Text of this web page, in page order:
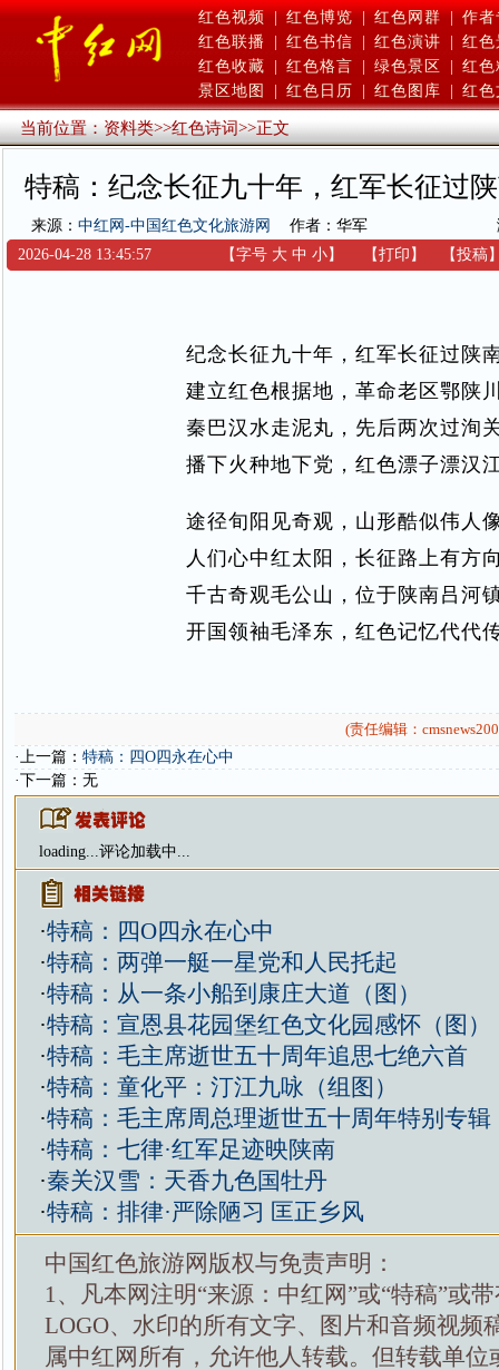
红色视频 | 红色博览 | 红色网群 | 作者
红色联播
红色书信 红色演讲
红色
红色收藏
红色格言 绿色景区
红色
景区地图
红色日历 红色图库 红色
当前位置：资料类>>红色诗词>>正文
特稿：纪念长征九十年，红军长征过
来源： 中红网-中国红色文化旅游网 作者：华军
2026-04-28 13:45:57
【字号 大 中 小】 【打印 】 【投稿
纪念长征九十年，红军长征过陕
建立红色根据地，革命老区鄂陕
秦巴汉水走泥丸，先后两次过洵
播下火种地下党，红色漂子漂汉
途径旬阳见奇观，山形酷似伟人
人们心中红太阳，长征路上有方
千古奇观毛公山，位于陕南吕河
开国领袖毛泽东，红色记忆代代
(责任编辑：
·上一篇： 特稿：四O四永在心中
·下一篇：无
loading...评论加载中...
·特稿：四O四永在心中
·特稿：两弹一艇一星党和人民托起
·特稿：从一条小船到康庄大道（图）
·特稿：宣恩县花园堡红色文化园感怀（图）
·特稿：毛主席逝世五十周年追思七绝六首
·特稿：童化平：汀江九咏（组图）
·特稿：毛主席周总理逝世五十周年特别专辑
·特稿：七律·红军足迹映陕南
·秦关汉雪：天香九色国牡丹
·特稿：排律·严除陋习 匡正乡风
中国红色旅游网版权与免责声明：
1、凡本网注明“来源：中红网”或“特稿”或
LOGO、水印的所有文字、图片和音频视频
属中红网所有，允许他人转载。但转载单位